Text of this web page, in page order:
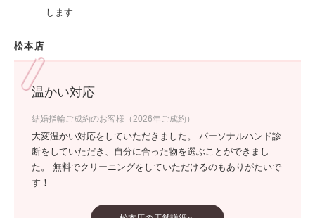
します
松本店
温かい対応
結婚指輪ご成約のお客様（2026年ご成約）
大変温かい対応をしていただきました。 パーソナルハンド診
断をしていただき、自分に合った物を選ぶことができまし
た。 無料でクリーニングをしていただけるのもありがたいで
す！